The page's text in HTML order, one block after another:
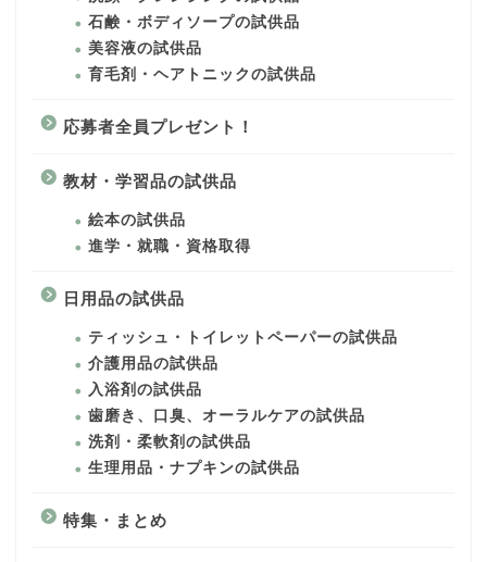
石鹸・ボディソープの試供品
美容液の試供品
育毛剤・ヘアトニックの試供品
応募者全員プレゼント！
教材・学習品の試供品
絵本の試供品
進学・就職・資格取得
日用品の試供品
ティッシュ・トイレットペーパーの試供品
介護用品の試供品
入浴剤の試供品
歯磨き、口臭、オーラルケアの試供品
洗剤・柔軟剤の試供品
生理用品・ナプキンの試供品
特集・まとめ